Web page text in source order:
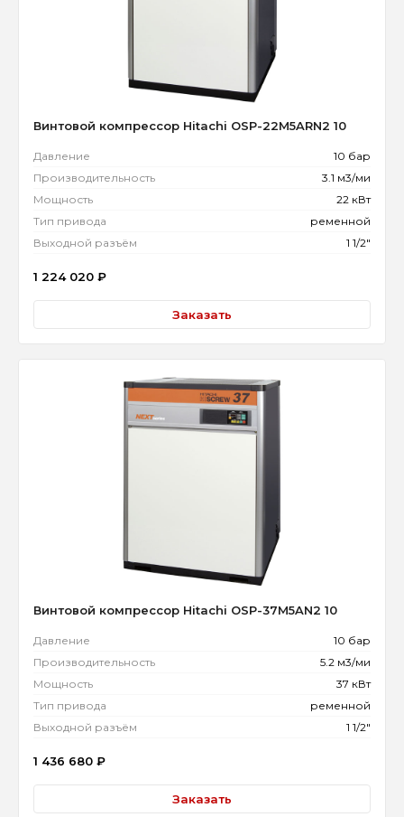
Винтовой компрессор Hitachi OSP-22M5ARN2 10
Давление
10 бар
Производительность
3.1 м3/ми
Мощность
22 кВт
Тип привода
ременной
Выходной разъём
1 1/2"
1 224 020 ₽
Заказать
Винтовой компрессор Hitachi OSP-37M5AN2 10
Давление
10 бар
Производительность
5.2 м3/ми
Мощность
37 кВт
Тип привода
ременной
Выходной разъём
1 1/2"
1 436 680 ₽
Заказать